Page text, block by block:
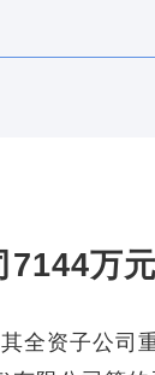
万
全资子公司